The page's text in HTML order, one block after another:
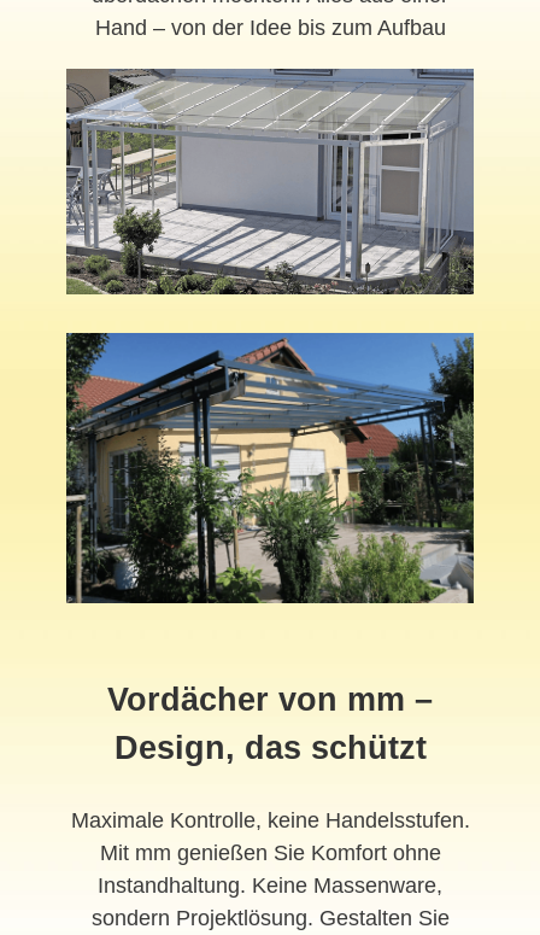
Hand – von der Idee bis zum Aufbau
Vordächer von mm –
Design, das schützt
Maximale Kontrolle, keine Handelsstufen.
Mit mm genießen Sie Komfort ohne
Instandhaltung. Keine Massenware,
sondern Projektlösung. Gestalten Sie